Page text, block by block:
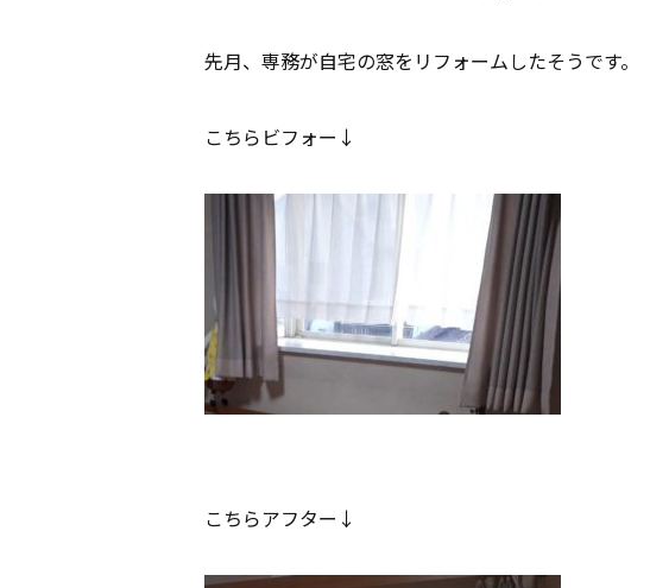
先月、専務が自宅の窓をリフォームしたそうです。
こちらビフォー↓
こちらアフター↓